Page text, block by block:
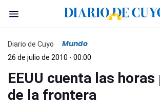
Diario de Cuyo Mundo
26 de julio de 2010 - 00:00
EEUU cuenta las
de la frontera